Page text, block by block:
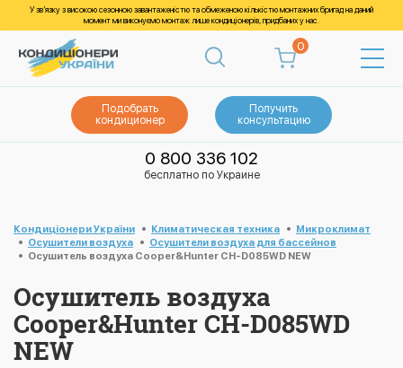
У зв’язку з високою сезонною завантаженістю та обмеженою кількістю монтажних бригад на даний
момент ми виконуємо монтаж лише кондиціонерів, придбаних у нас.
0
Подобрать
кондиционер
Получить
консультацию
0 800 336 102
бесплатно по Украине
Кондиціонери України Климатическая техника
Микроклимат
Осушители воздуха
Осушители воздуха для бассейнов
Осушитель воздуха Cooper&Hunter CH-D085WD NEW
Осушитель воздуха
Cooper&Hunter CH-D085WD
NEW